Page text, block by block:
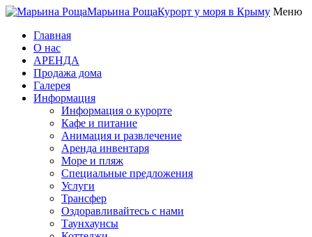
Марьина РощаКурорт у моря в Крыму Меню
Главная
О нас
АРЕНДА
Продажа дома
Галерея
Информация
Информация о курорте
Кафе и питание
Анимация и развлечение
Аренда инвентаря
Море и пляж
Специальные предложения
Услуги
Трансфер
Оздоравливайтесь с нами
Таунхаунсы